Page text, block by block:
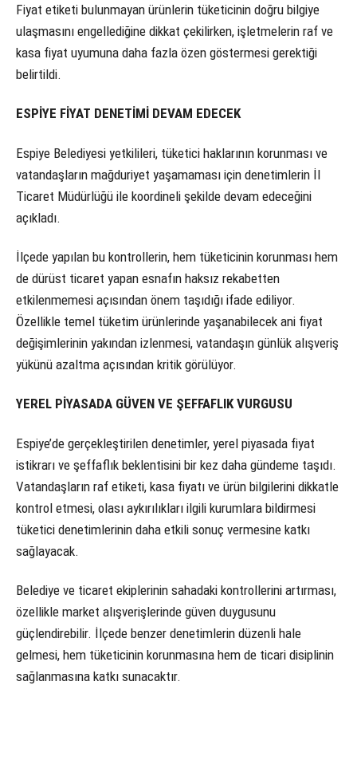
Fiyat etiketi bulunmayan ürünlerin tüketicinin doğru bilgiye
ulaşmasını engellediğine dikkat çekilirken, işletmelerin raf ve
kasa fiyat uyumuna daha fazla özen göstermesi gerektiği
belirtildi.
ESPİYE FİYAT DENETİMİ DEVAM EDECEK
Espiye Belediyesi yetkilileri, tüketici haklarının korunması ve
vatandaşların mağduriyet yaşamaması için denetimlerin İl
Ticaret Müdürlüğü ile koordineli şekilde devam edeceğini
açıkladı.
İlçede yapılan bu kontrollerin, hem tüketicinin korunması hem
de dürüst ticaret yapan esnafın haksız rekabetten
etkilenmemesi açısından önem taşıdığı ifade ediliyor.
Özellikle temel tüketim ürünlerinde yaşanabilecek ani fiyat
değişimlerinin yakından izlenmesi, vatandaşın günlük alışveriş
yükünü azaltma açısından kritik görülüyor.
YEREL PİYASADA GÜVEN VE ŞEFFAFLIK VURGUSU
Espiye’de gerçekleştirilen denetimler, yerel piyasada fiyat
istikrarı ve şeffaflık beklentisini bir kez daha gündeme taşıdı.
Vatandaşların raf etiketi, kasa fiyatı ve ürün bilgilerini dikkatle
kontrol etmesi, olası aykırılıkları ilgili kurumlara bildirmesi
tüketici denetimlerinin daha etkili sonuç vermesine katkı
sağlayacak.
Belediye ve ticaret ekiplerinin sahadaki kontrollerini artırması,
özellikle market alışverişlerinde güven duygusunu
güçlendirebilir. İlçede benzer denetimlerin düzenli hale
gelmesi, hem tüketicinin korunmasına hem de ticari disiplinin
sağlanmasına katkı sunacaktır.